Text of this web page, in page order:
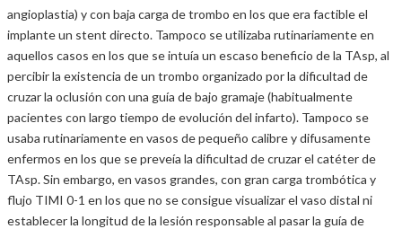
angioplastia) y con baja carga de trombo en los que era factible el
implante un stent directo. Tampoco se utilizaba rutinariamente en
aquellos casos en los que se intuía un escaso beneficio de la TAsp, al
percibir la existencia de un trombo organizado por la dificultad de
cruzar la oclusión con una guía de bajo gramaje (habitualmente
pacientes con largo tiempo de evolución del infarto). Tampoco se
usaba rutinariamente en vasos de pequeño calibre y difusamente
enfermos en los que se preveía la dificultad de cruzar el catéter de
TAsp. Sin embargo, en vasos grandes, con gran carga trombótica y
flujo TIMI 0-1 en los que no se consigue visualizar el vaso distal ni
establecer la longitud de la lesión responsable al pasar la guía de